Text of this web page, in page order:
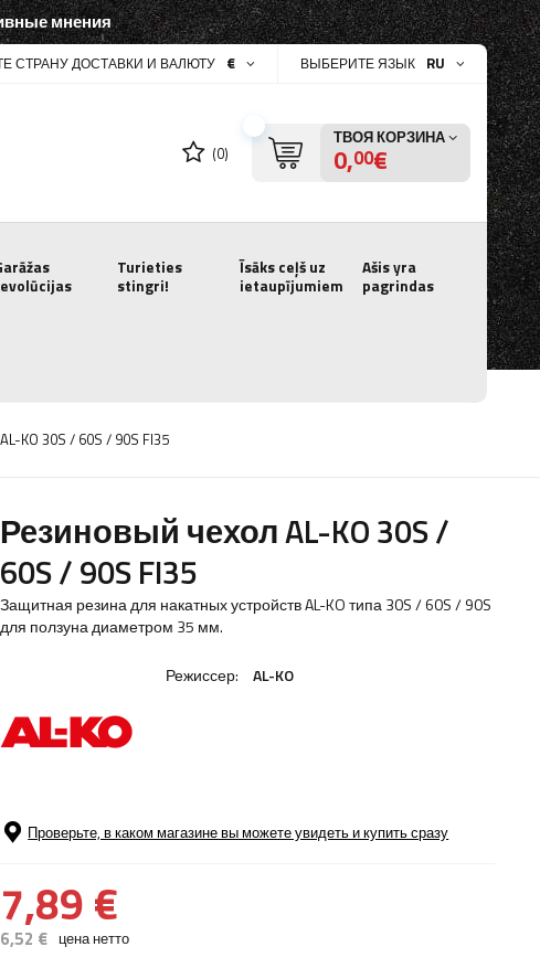
мнения
СТРАНУ ДОСТАВКИ И ВАЛЮТУ € ВЫБЕРИТЕ ЯЗЫК RU
(0)
ТВОЯ КОРЗИНА
0,00€
Turieties
stingri!
Īsāks ceļš uz
ietaupījumiem
Ašis yra
pagrindas
KO 30S / 60S / 90S FI35
Резиновый чехол AL-KO 30S /
60S / 90S FI35
Защитная резина для накатных устройств AL-KO типа 30S / 60S / 90S
для ползуна диаметром 35 мм.
Режиссер: AL-KO
Проверьте, в каком магазине вы можете увидеть и купить сразу
7,89 €
6,52 € цена нетто